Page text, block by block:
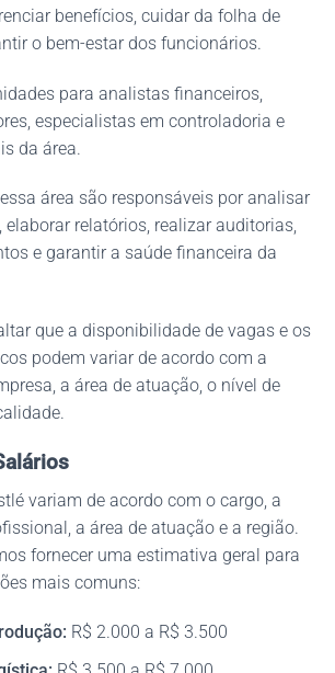
benefícios, cuidar da folha de
o bem-estar dos funcionários.
para analistas financeiros,
especialistas em controladoria e
da área.
área são responsáveis por analisar
relatórios, realizar auditorias,
e garantir a saúde financeira da
que a disponibilidade de vagas e os
podem variar de acordo com a
a área de atuação, o nível de
variam de acordo com o cargo, a
a área de atuação e a região.
fornecer uma estimativa geral para
mais comuns:
R$ 2.000 a R$ 3.500